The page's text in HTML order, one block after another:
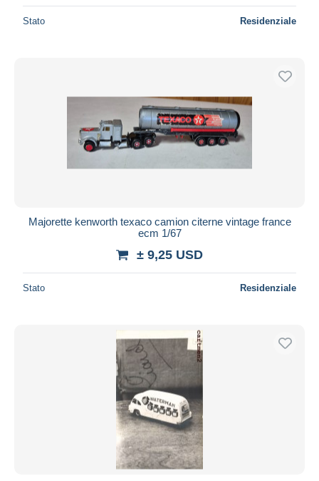
Stato Residenziale
Majorette kenworth texaco camion citerne vintage france
ecm 1/67
± 9,25 USD
Stato Residenziale